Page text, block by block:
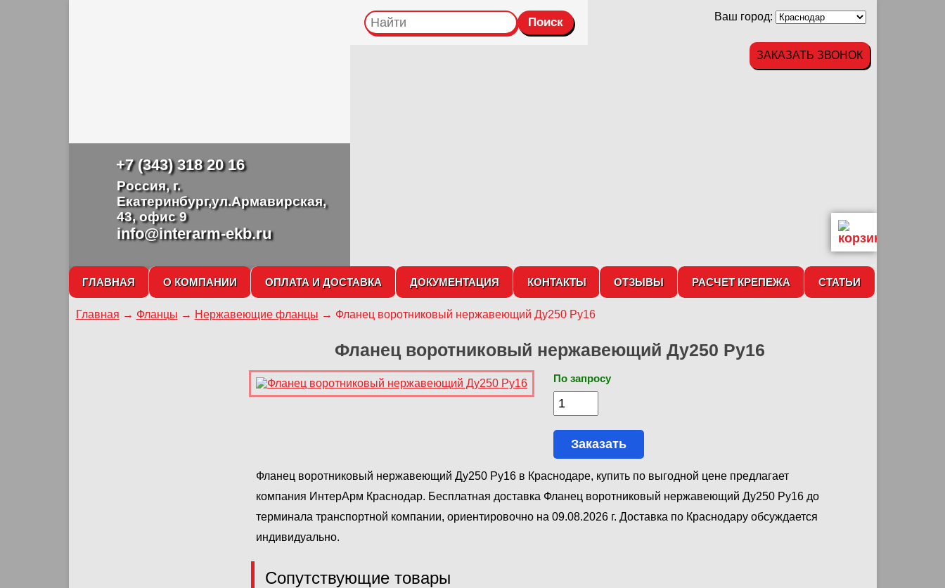
+7 (343) 318 20 16
Россия, г.
Екатеринбург,ул.Армавирская,
43, офис 9
info@interarm-ekb.ru
ЗАКАЗАТЬ ЗВОНОК
Ваш город:
ГЛАВНАЯ О КОМПАНИИ ОПЛАТА И ДОСТАВКА ДОКУМЕНТАЦИЯ КОНТАКТЫ ОТЗЫВЫ РАСЧЕТ КРЕПЕЖА СТАТЬИ
Главная → Фланцы → Нержавеющие фланцы → Фланец воротниковый нержавеющий Ду250 Ру16
Фланец воротниковый нержавеющий Ду250 Ру16
По запросу
Заказать
Фланец воротниковый нержавеющий Ду250 Ру16 в Краснодаре, купить по выгодной цене предлагает
компания ИнтерАрм Краснодар. Бесплатная доставка Фланец воротниковый нержавеющий Ду250 Ру16 до
терминала транспортной компании, ориентировочно на 09.08.2026 г. Доставка по Краснодару обсуждается
индивидуально.
Сопутствующие товары